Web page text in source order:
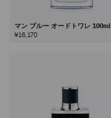
マン ブルー オードトワレ 100ml
¥16,170